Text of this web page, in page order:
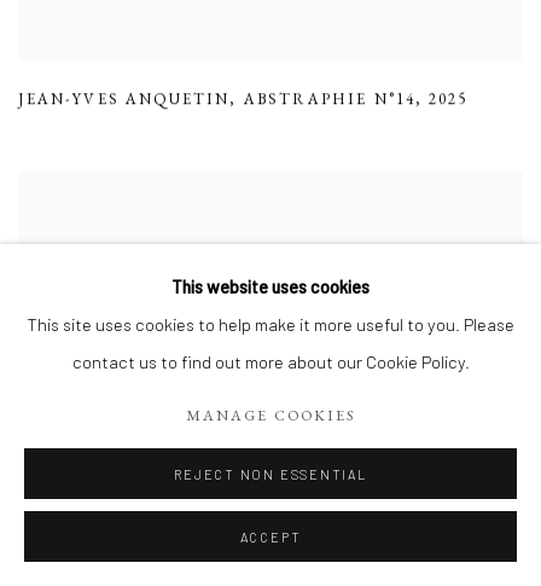
JEAN-YVES ANQUETIN, ABSTRAPHIE N°14, 2025
This website uses cookies
This site uses cookies to help make it more useful to you. Please
contact us to find out more about our Cookie Policy.
MANAGE COOKIES
REJECT NON ESSENTIAL
ACCEPT